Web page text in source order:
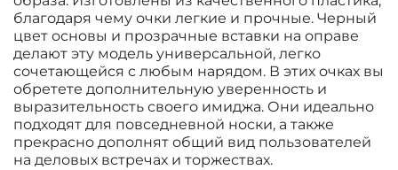
благодаря чему очки легкие и прочные. Черный
цвет основы и прозрачные вставки на оправе
делают эту модель универсальной, легко
сочетающейся с любым нарядом. В этих очках вы
обретете дополнительную уверенность и
выразительность своего имиджа. Они идеально
подходят для повседневной носки, а также
прекрасно дополнят общий вид пользователей
на деловых встречах и торжествах.